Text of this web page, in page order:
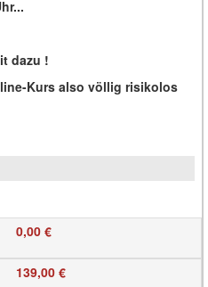
dazu !
Kurs also völlig risikolos
0,00 €
139,00 €